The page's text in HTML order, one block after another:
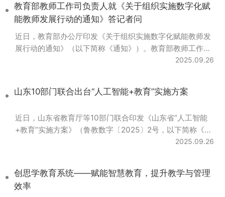
教育部教师工作司负责人就《关于组织实施数字化赋
能教师发展行动的通知》答记者问
近日，教育部办公厅印发《关于组织实施数字化赋能教师发
展行动的通知》（以下简称《通知》）。教育部教师工作司
负责人就《通知》相关问题回答了记者提问。 1.问：
育数字化”写进了党代会的报告。2023年，习近平总书记在
2025.09.26
山东10部门联合出台“人工智能+教育”实施方案
近日，山东省教育厅等10部门联合印发《山东省“人工智能
+教育”实施方案》（鲁教数字〔2025〕2号，以下简称《方
案》）。这是我省首个“人工智能+教育”文件，标志着山东
《教育强国建设规划纲要》《山东教育强省建设规划纲要》
等最新政策要求，从平台建设、...
2025.09.26
创思学教育系统——赋能智慧教育，提升教学与管理
效率